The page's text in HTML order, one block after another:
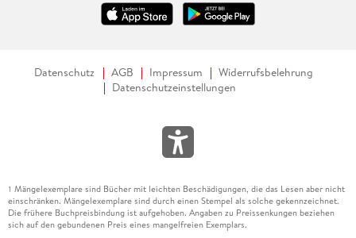
Datenschutz AGB Impressum
Widerrufsbelehrung
Datenschutzeinstellungen
1 Mängelexemplare sind Bücher mit leichten Beschädigungen, die das Lesen aber nicht
einschränken. Mängelexemplare sind durch einen Stempel als solche gekennzeichnet.
Die frühere Buchpreisbindung ist aufgehoben. Angaben zu Preissenkungen beziehen
sich auf den gebundenen Preis eines mangelfreien Exemplars.